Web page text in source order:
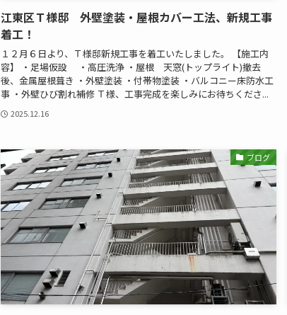
江東区Ｔ様邸 外壁塗装・屋根カバー工法、新規工事
着工！
１２月６日より、Ｔ様邸新規工事を着工いたしました。 【施工内
容】 ・足場仮設 ・高圧洗浄 ・屋根 天窓(トップライト)撤去
後、金属屋根葺き ・外壁塗装 ・付帯物塗装 ・バルコニー床防水工
事 ・外壁ひび割れ補修 Ｔ様、工事完成を楽しみにお待ちくださ...
2025.12.16
ブログ